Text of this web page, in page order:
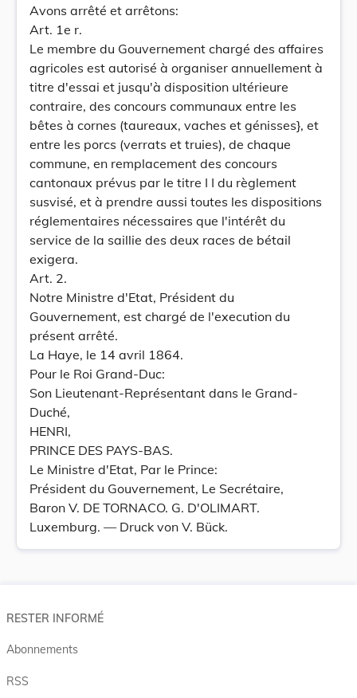
Avons arrêté et arrêtons:
Art. 1e r.
Le membre du Gouvernement chargé des affaires
agricoles est autorisé à organiser annuellement à
titre d'essai et jusqu'à disposition ultérieure
contraire, des concours communaux entre les
bêtes à cornes (taureaux, vaches et génisses}, et
entre les porcs (verrats et truies), de chaque
commune, en remplacement des concours
cantonaux prévus par le titre I I du règlement
susvisé, et à prendre aussi toutes les dispositions
réglementaires nécessaires que l'intérêt du
service de la saillie des deux races de bétail
exigera.
Art. 2.
Notre Ministre d'Etat, Président du
Gouvernement, est chargé de l'execution du
présent arrêté.
La Haye, le 14 avril 1864.
Pour le Roi Grand-Duc:
Son Lieutenant-Représentant dans le Grand-
Duché,
HENRI,
PRINCE DES PAYS-BAS.
Le Ministre d'Etat, Par le Prince:
Président du Gouvernement, Le Secrétaire,
Baron V. DE TORNACO. G. D'OLIMART.
Luxemburg. — Druck von V. Bück.
RESTER INFORMÉ
Abonnements
RSS